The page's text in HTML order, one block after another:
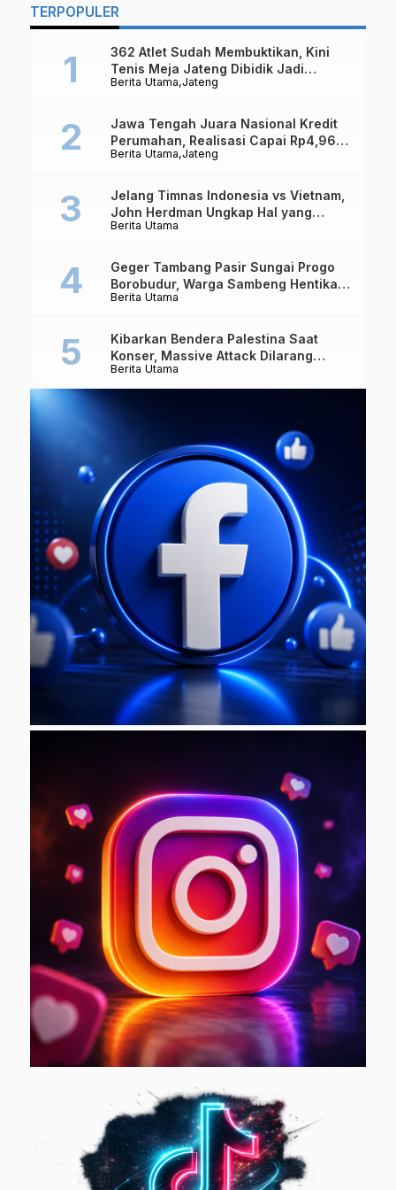
TERPOPULER
Berita Utama Jateng
362 Atlet Sudah Membuktikan, Kini
Tenis Meja Jateng Dibidik Jadi
Kekuatan Nasional
Berita Utama Jateng
Jawa Tengah Juara Nasional Kredit
Perumahan, Realisasi Capai Rp4,96
Triliun
Berita Utama
Jelang Timnas Indonesia vs Vietnam,
John Herdman Ungkap Hal yang
Dipertaruhkan
Berita Utama
Geger Tambang Pasir Sungai Progo
Borobudur, Warga Sambeng Hentikan
Alat Berat dan Usir Truk
Berita Utama
Kibarkan Bendera Palestina Saat
Konser, Massive Attack Dilarang
Masuk Singapura Lagi